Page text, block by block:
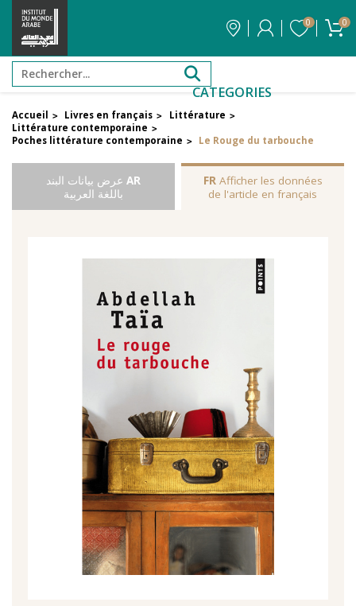
0 0
CATEGORIES
Accueil > Livres en français > Littérature >
Littérature contemporaine >
Poches littérature contemporaine > Le Rouge du tarbouche
AR عرض بيانات البند
باللغة العربية
FRAfficher les données
de l'article en français